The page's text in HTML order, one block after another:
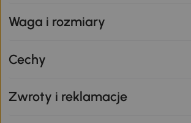
Waga i rozmiary
Cechy
Zwroty i reklamacje